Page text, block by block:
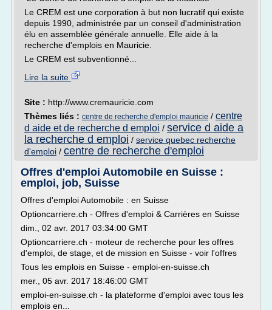
Le CREM est une corporation à but non lucratif qui existe
depuis 1990, administrée par un conseil d'administration
élu en assemblée générale annuelle. Elle aide à la
recherche d'emplois en Mauricie.
Le CREM est subventionné...
Lire la suite
Site : http://www.cremauricie.com
Thèmes liés : centre de recherche d'emploi mauricie / centre
d aide et de recherche d emploi / service d aide a
la recherche d emploi / service quebec recherche
d'emploi / centre de recherche d'emploi
Offres d'emploi Automobile en Suisse :
emploi, job, Suisse
Offres d'emploi Automobile : en Suisse
Optioncarriere.ch - Offres d'emploi & Carrières en Suisse
dim., 02 avr. 2017 03:34:00 GMT
Optioncarriere.ch - moteur de recherche pour les offres
d'emploi, de stage, et de mission en Suisse - voir l'offres
Tous les emplois en Suisse - emploi-en-suisse.ch
mer., 05 avr. 2017 18:46:00 GMT
emploi-en-suisse.ch - la plateforme d'emploi avec tous les
emplois en...